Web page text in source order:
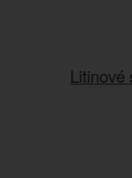
Litinové